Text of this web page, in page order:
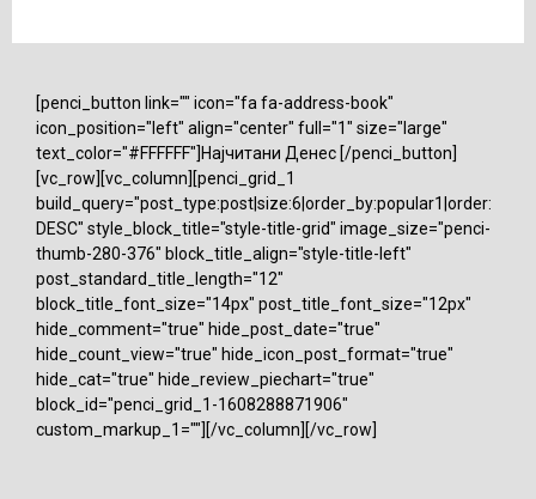
[penci_button link="" icon="fa fa-address-book"
icon_position="left" align="center" full="1" size="large"
text_color="#FFFFFF"]Најчитани Денес [/penci_button]
[vc_row][vc_column][penci_grid_1
build_query="post_type:post|size:6|order_by:popular1|order:
DESC" style_block_title="style-title-grid" image_size="penci-
thumb-280-376" block_title_align="style-title-left"
post_standard_title_length="12"
block_title_font_size="14px" post_title_font_size="12px"
hide_comment="true" hide_post_date="true"
hide_count_view="true" hide_icon_post_format="true"
hide_cat="true" hide_review_piechart="true"
block_id="penci_grid_1-1608288871906"
custom_markup_1=""][/vc_column][/vc_row]